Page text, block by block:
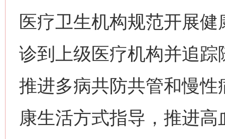
医疗卫生机构规范开展
诊到上级医疗机构并追
推进多病共防共管和慢
康生活方式指导，推进